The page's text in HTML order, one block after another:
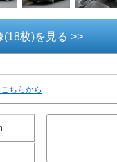
(18枚)を見る >>
ちらから